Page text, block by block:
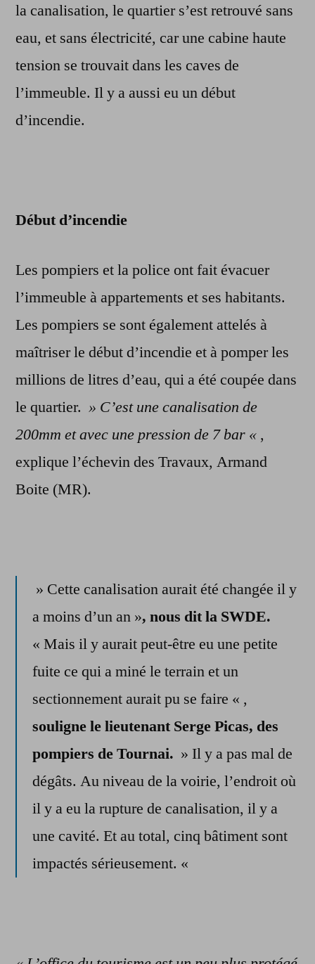
la canalisation, le quartier s’est retrouvé sans
eau, et sans électricité, car une cabine haute
tension se trouvait dans les caves de
l’immeuble. Il y a aussi eu un début
d’incendie.
Début d’incendie
Les pompiers et la police ont fait évacuer
l’immeuble à appartements et ses habitants.
Les pompiers se sont également attelés à
maîtriser le début d’incendie et à pomper les
millions de litres d’eau, qui a été coupée dans
le quartier. » C’est une canalisation de
200mm et avec une pression de 7 bar « ,
explique l’échevin des Travaux, Armand
Boite (MR).
» Cette canalisation aurait été changée il y
a moins d’un an », nous dit la SWDE.
« Mais il y aurait peut-être eu une petite
fuite ce qui a miné le terrain et un
sectionnement aurait pu se faire « ,
souligne le lieutenant Serge Picas, des
pompiers de Tournai. » Il y a pas mal de
dégâts. Au niveau de la voirie, l’endroit où
il y a eu la rupture de canalisation, il y a
une cavité. Et au total, cinq bâtiment sont
impactés sérieusement. «